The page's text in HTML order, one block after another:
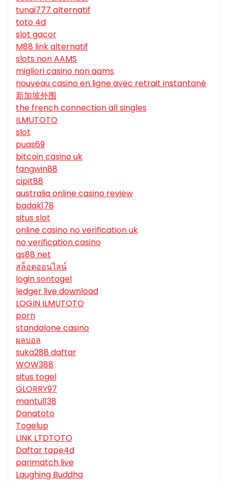
tunai777 alternatif
toto 4d
slot gacor
M88 link alternatif
slots non AAMS
migliori casino non aams
nouveau casino en ligne avec retrait instantané
新加坡外围
the french connection all singles
ILMUTOTO
slot
puas69
bitcoin casino uk
fangwin88
cipit88
australia online casino review
badak178
situs slot
online casino no verification uk
no verification casino
qs88 net
สล็อตออนไลน์
login sontogel
ledger live download
LOGIN ILMUTOTO
porn
standalone casino
ผลบอล
suka288 daftar
WOW388
situs togel
GLORRY97
mantul138
Danatoto
Togelup
LINK LTDTOTO
Daftar tape4d
parimatch live
Laughing Buddha